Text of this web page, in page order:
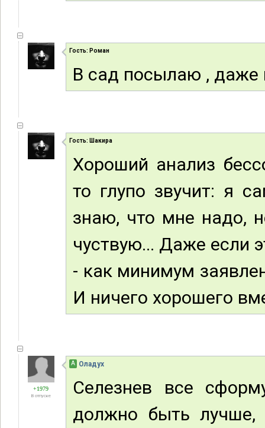
Гость: Роман
В сад посылаю , даже
Гость: Шакира
Хороший анализ
то глупо звучит: я
знаю, что мне надо,
чуствую... Даже если
- как минимум
И ничего хорошего
+1979
В отпуске
А Оладух
Селезнев все
должно быть